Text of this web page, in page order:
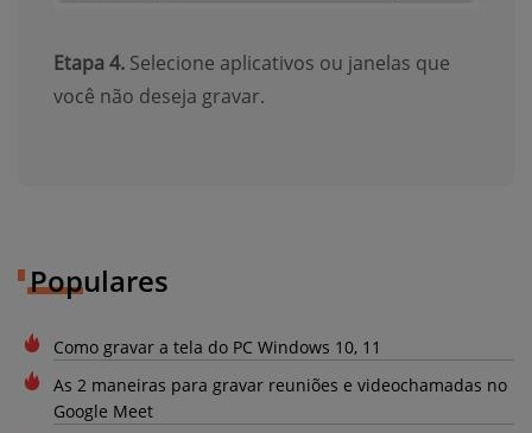
Etapa 4. Selecione aplicativos ou janelas que
você não deseja gravar.
Populares
Como gravar a tela do PC Windows 10, 11
As 2 maneiras para gravar reuniões e videochamadas no
Google Meet